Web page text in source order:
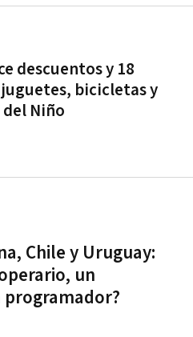
descuentos y 18
bicicletas y
Niño
Chile y Uruguay:
un